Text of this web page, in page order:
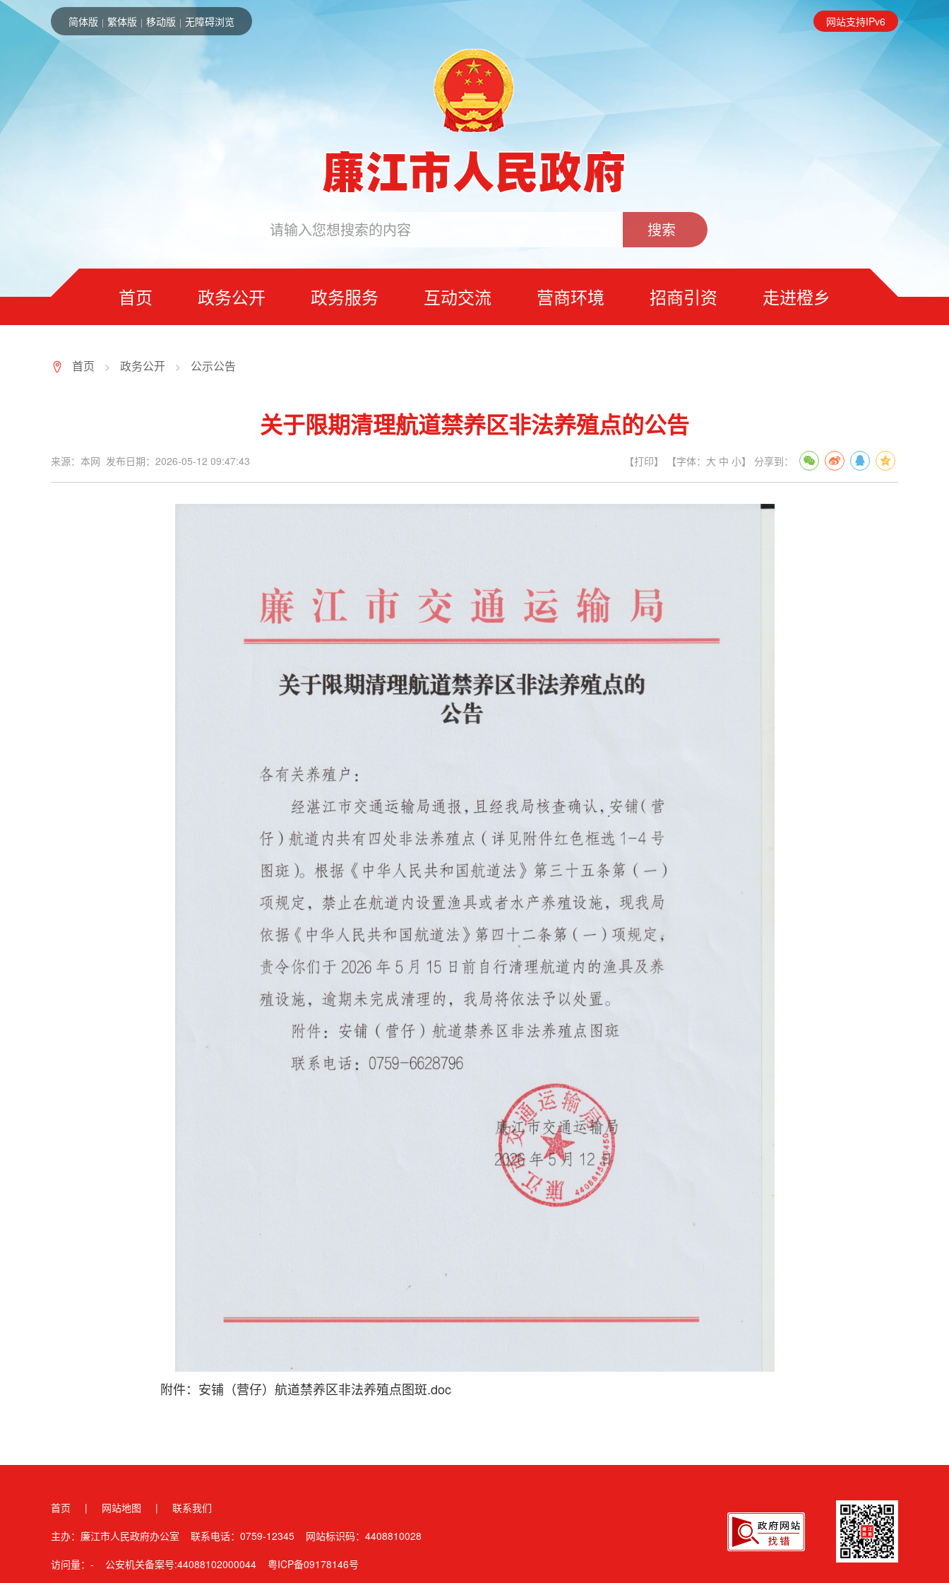
简体版 | 繁体版 | 移动版 | 无障碍浏览 网站支持IPv6
首页 政务公开 政务服务 互动交流 营商环境 招商引资 走进橙乡
7 首页 > 政务公开 > 公示公告
关于限期清理航道禁养区非法养殖点的公告
来源：本网 发布日期：2026-05-12 09:47:43 【打印】 【字体： 大 中 小】 分享到：
附件：安铺（营仔）航道禁养区非法养殖点图斑.doc
首页 | 网站地图 |
联系我们
主办：廉江市人民政府办公室 联系电话：0759-12345 网站标识码：4408810028
访问量： - 公安机关备案号:44088102000044 粤ICP备09178146号